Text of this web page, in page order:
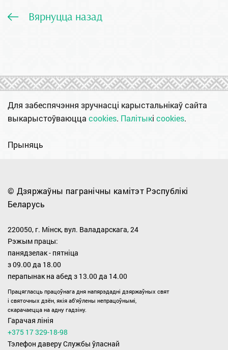
Вярнуцца назад
Для забеспячэння зручнасці карыстальнікаў сайта
выкарыстоўваюцца cookies. Палітыкі cookies.
Прыняць
© Дзяржаўны пагранічны камітэт Рэспублікі
Беларусь
220050, г. Мінск, вул. Валадарскага, 24
Рэжым працы:
панядзелак - пятніца
з 09.00 дa 18.00
перапынак на абед з 13.00 да 14.00
Працягласць працоўнага дня напярэдадні дзяржаўных свят
i святочных дзён, якiя аб'яўлены непрацоўнымі,
скарачаецца на адну гадзіну.
Гарачая лінія
+375 17 329-18-98
Тэлефон даверу Службы ўласнай